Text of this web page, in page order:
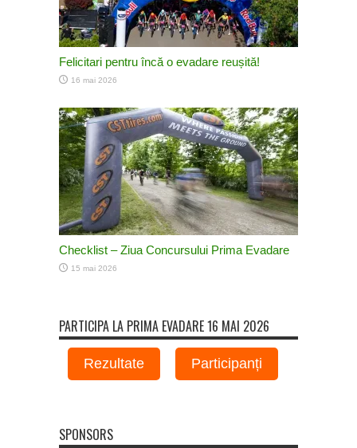
Felicitari pentru încă o evadare reușită!
16 mai 2026
Checklist – Ziua Concursului Prima Evadare
15 mai 2026
PARTICIPA LA PRIMA EVADARE 16 MAI 2026
Rezultate Participanți
SPONSORS